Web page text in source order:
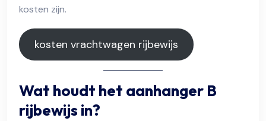
kosten zijn.
kosten vrachtwagen rijbewijs
Wat houdt het aanhanger B
rijbewijs in?